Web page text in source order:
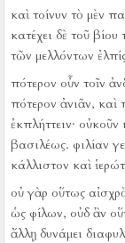
καὶ τοίνυν τὸ μὲν
κατέχει δὲ τοῦ
τῶν μελλόντων
πότερον οὖν τοῖν
πότερον ἀνιᾶν, καὶ
ἐκπλήττειν· οὐκοῦν
βασιλέως. φιλίαν
κάλλιστον καὶ
οὐ γὰρ οὕτως
ὡς φίλων, οὐδ ἂν
ἄλλῃ δυνάμει